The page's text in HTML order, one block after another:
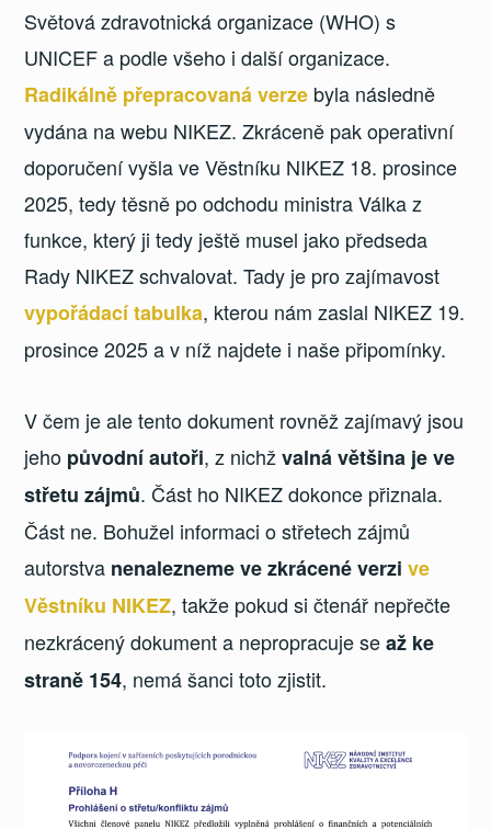
Světová zdravotnická organizace (WHO) s
UNICEF a podle všeho i další organizace.
Radikálně přepracovaná verze byla následně
vydána na webu NIKEZ. Zkráceně pak operativní
doporučení vyšla ve Věstníku NIKEZ 18. prosince
2025, tedy těsně po odchodu ministra Válka z
funkce, který ji tedy ještě musel jako předseda
Rady NIKEZ schvalovat. Tady je pro zajímavost
vypořádací tabulka, kterou nám zaslal NIKEZ 19.
prosince 2025 a v níž najdete i naše připomínky.
V čem je ale tento dokument rovněž zajímavý jsou
jeho původní autoři, z nichžvalná většina je ve
střetu zájmů. Část ho NIKEZ dokonce přiznala.
Část ne. Bohužel informaci o střetech zájmů
autorstva nenalezneme ve zkrácené verzive
Věstníku NIKEZ, takže pokud si čtenář nepřečte
nezkrácený dokument a nepropracuje seaž ke
straně 154, nemá šanci toto zjistit.